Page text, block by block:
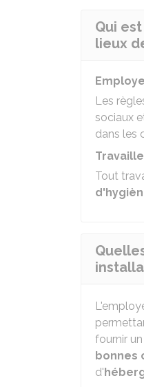
Qui
lieux
Les
sociaux
dans les
Tout
fournir un
bonnes
d'